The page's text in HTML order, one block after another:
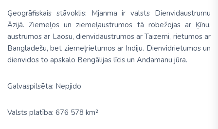
Ģeogrāfiskais stāvoklis: Mjanma ir valsts Dienvidaustrumu
Āzijā. Ziemeļos un ziemeļaustrumos tā robežojas ar Ķīnu,
austrumos ar Laosu, dienvidaustrumos ar Taizemi, rietumos ar
Bangladešu, bet ziemeļrietumos ar Indiju. Dienvidrietumos un
dienvidos to apskalo Bengālijas līcis un Andamanu jūra.
Galvaspilsēta: Nepjido
Valsts platība: 676 578 km²